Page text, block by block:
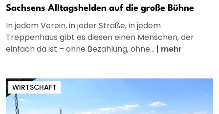
Sachsens Alltagshelden auf die große Bühne
In jedem Verein, in jeder Straße, in jedem
Treppenhaus gibt es diesen einen Menschen, der
einfach da ist – ohne Bezahlung, ohne... | mehr
WIRTSCHAFT